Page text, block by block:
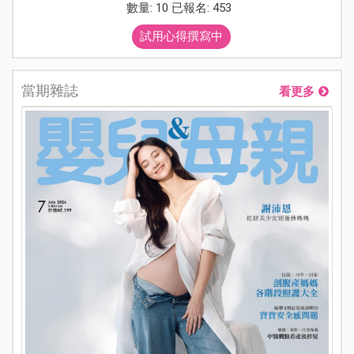
數量: 10 已報名: 453
試用心得撰寫中
當期雜誌 看更多